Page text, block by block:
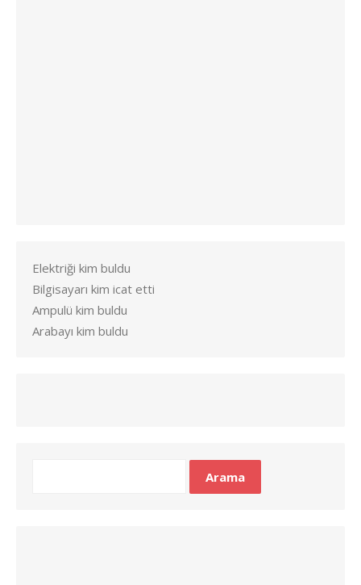
Elektriği kim buldu
Bilgisayarı kim icat etti
Ampulü kim buldu
Arabayı kim buldu